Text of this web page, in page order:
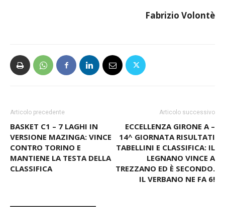
Articolo precedente
BASKET C1 – 7 LAGHI IN
VERSIONE MAZINGA: VINCE
CONTRO TORINO E
Articolo successivo
ECCELLENZA GIRONE A –
14^ GIORNATA RISULTATI
TABELLINI E CLASSIFICA: IL
LEGNANO VINCE A